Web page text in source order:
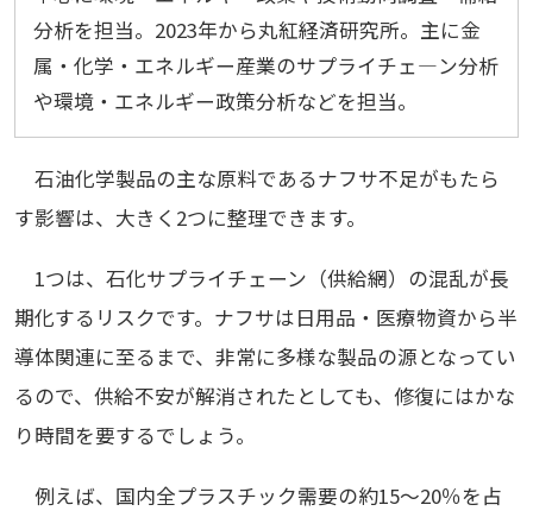
分析を担当。2023年から丸紅経済研究所。主に金
属・化学・エネルギー産業のサプライチェ―ン分析
や環境・エネルギー政策分析などを担当。
石油化学製品の主な原料であるナフサ不足がもたら
す影響は、大きく2つに整理できます。
1つは、石化サプライチェーン（供給網）の混乱が長
期化するリスクです。ナフサは日用品・医療物資から半
導体関連に至るまで、非常に多様な製品の源となってい
るので、供給不安が解消されたとしても、修復にはかな
り時間を要するでしょう。
例えば、国内全プラスチック需要の約15～20％を占